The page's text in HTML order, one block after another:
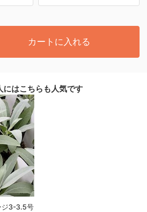
カートに入れる
にはこちらも人気です
ジ3-3.5号